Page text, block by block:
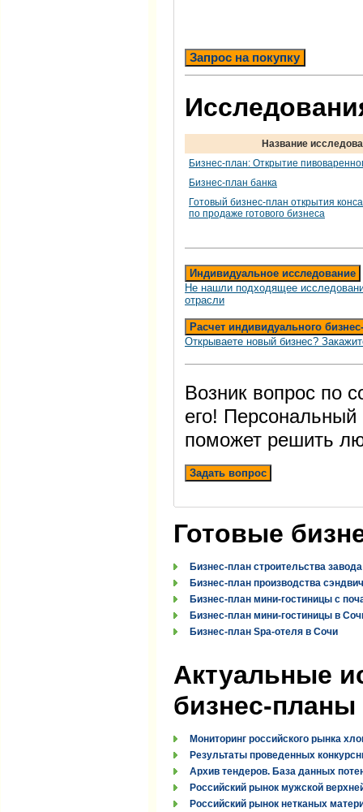
Запрос на покупку
Название
Бизнес-план: Открытие
Бизнес-план банка
Готовый бизнес-план открытия
по продаже готового бизнеса
Индивидуальное исследование
Не нашли подходящее
отрасли
Расчет индивидуального
Открываете новый бизнес?
Возник вопрос по
его!
поможет решить
Задать вопрос
Готовые
Бизнес-план строительства
Бизнес-план производства
Бизнес-план мини-гостиницы с
Бизнес-план мини-гостиницы в
Бизнес-план Spa-отеля в Сочи
Актуальные
бизнес-планы
Мониторинг российского рынка
Результаты проведенных
Архив тендеров. База данных
Российский рынок мужской
Российский рынок нетканых